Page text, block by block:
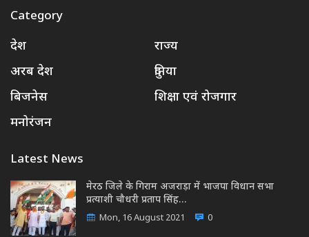
Category
देश
राज्य
अरब देश
दुनिया
बिजनेस
शिक्षा एवं रोजगार
मनोरंजन
Latest News
मेरठ जिले के गिराम अजराड़ा में भाजपा विधान सभा
प्रत्याशी चौधरी प्रताप सिंह…
Mon, 16 August 2021 0